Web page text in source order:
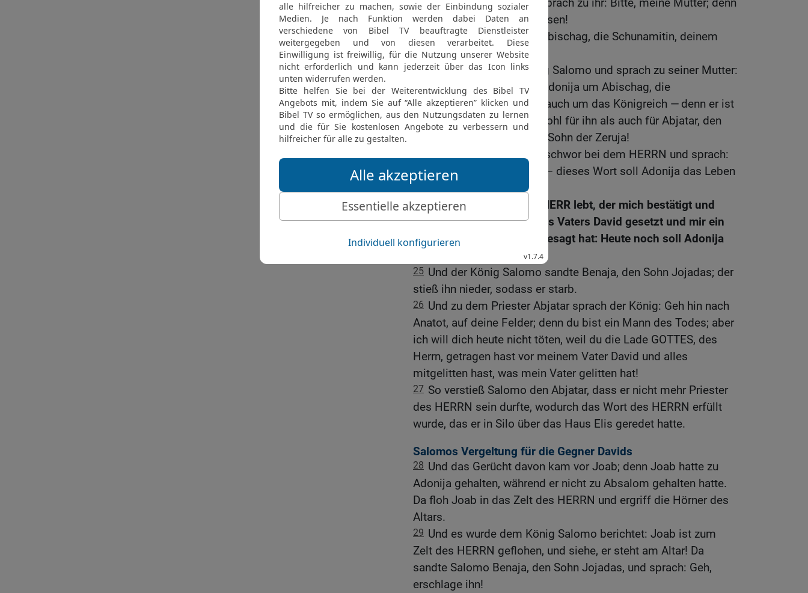
mich nicht ab! Der König sprach zu ihr: Bitte, meine Mutter; denn
dich werde ich nicht abweisen!
21 Sie sprach: Man gebe Abischag, die Schunamitin, deinem
Bruder Adonija zur Frau!
22 Da antwortete der König Salomo und sprach zu seiner Mutter:
Und warum bittest du für Adonija um Abischag, die
Schunamitin? Bitte für ihn auch um das Königreich — denn er ist
mein älterer Bruder —, sowohl für ihn als auch für Abjatar, den
Priester, und für Joab, den Sohn der Zeruja!
Und der König Salomo schwor bei dem HERRN und sprach:
Gott tue mir dies und das — dieses Wort soll Adonija das Leben
24 Und nun, so wahr der HERR lebt, der mich bestätigt und
mich auf den Thron meines Vaters David gesetzt und mir ein
Haus bereitet hat, wie er gesagt hat: Heute noch soll Adonija
25 Und der König Salomo sandte Benaja, den Sohn Jojadas; der
stieß ihn nieder, sodass er starb.
26 Und zu dem Priester Abjatar sprach der König: Geh hin nach
Anatot, auf deine Felder; denn du bist ein Mann des Todes; aber
ich will dich heute nicht töten, weil du die Lade GOTTES, des
Herrn, getragen hast vor meinem Vater David und alles
mitgelitten hast, was mein Vater gelitten hat!
27 So verstieß Salomo den Abjatar, dass er nicht mehr Priester
des HERRN sein durfte, wodurch das Wort des HERRN erfüllt
wurde, das er in Silo über das Haus Elis geredet hatte.
Salomos Vergeltung für die Gegner Davids
28 Und das Gerücht davon kam vor Joab; denn Joab hatte zu
Adonija gehalten, während er nicht zu Absalom gehalten hatte.
Da floh Joab in das Zelt des HERRN und ergriff die Hörner des
Altars.
29 Und es wurde dem König Salomo berichtet: Joab ist zum
Zelt des HERRN geflohen, und siehe, er steht am Altar! Da
sandte Salomo Benaja, den Sohn Jojadas, und sprach: Geh,
erschlage ihn!